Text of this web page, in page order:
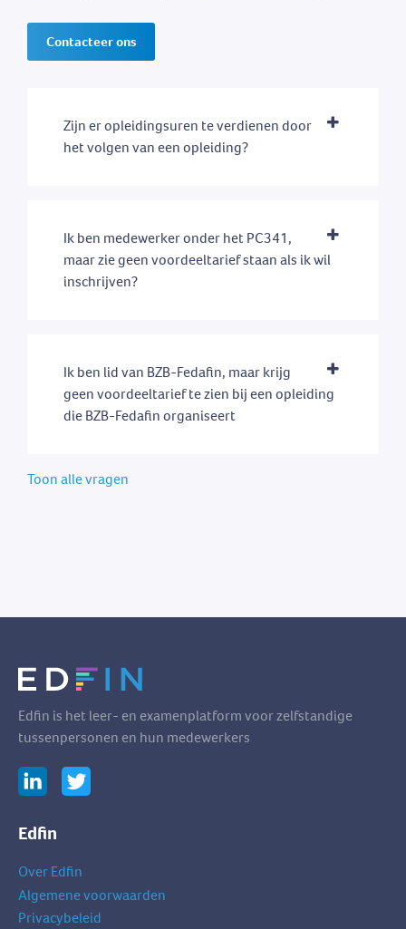
Contacteer ons
Zijn er opleidingsuren te verdienen door
het volgen van een opleiding?
Ik ben medewerker onder het PC341,
maar zie geen voordeeltarief staan als ik wil
inschrijven?
Ik ben lid van BZB-Fedafin, maar krijg
geen voordeeltarief te zien bij een opleiding
die BZB-Fedafin organiseert
Toon alle vragen
Edfin is het leer- en examenplatform voor zelfstandige
tussenpersonen en hun medewerkers
Edfin
Over Edfin
Algemene voorwaarden
Privacybeleid